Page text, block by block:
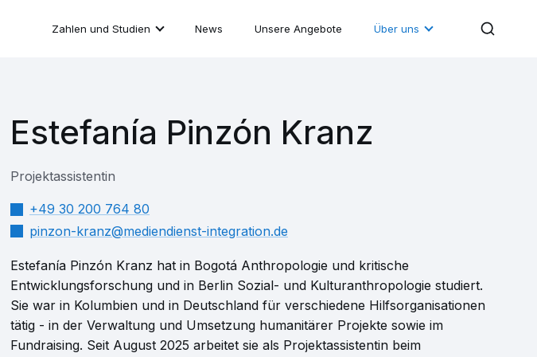
Zahlen und Studien News Unsere Angebote Über uns
Estefanía Pinzón Kranz
Projektassistentin
+49 30 200 764 80
pinzon-kranz​
mediendienst-integration.de
Estefanía Pinzón Kranz hat in Bogotá Anthropologie und kritische
Entwicklungsforschung und in Berlin Sozial- und Kulturanthropologie studiert.
Sie war in Kolumbien und in Deutschland für verschiedene Hilfsorganisationen
tätig - in der Verwaltung und Umsetzung humanitärer Projekte sowie im
Fundraising. Seit August 2025 arbeitet sie als Projektassistentin beim